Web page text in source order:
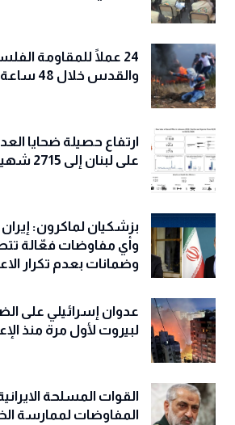
24 عملًا للمقاومة
والقدس خلال 48 ساعة
ارتفاع حصيلة ضحايا
على لبنان إلى 2715 شهيداً و8353 جريحاً
بزشكيان لماكرون:
وأي مفاوضات فعّالة
وضمانات بعدم تكرار
عدوان إسرائيلي على
لبيروت لأول مرة منذ
القوات المسلحة
المفاوضات لممارسة